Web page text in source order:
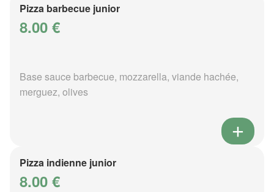
Pizza barbecue junior
8.00 €
Base sauce barbecue, mozzarella, viande hachée,
merguez, olives
Pizza indienne junior
8.00 €